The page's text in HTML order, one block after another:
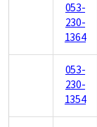
053-
230-
1364
053-
230-
1354